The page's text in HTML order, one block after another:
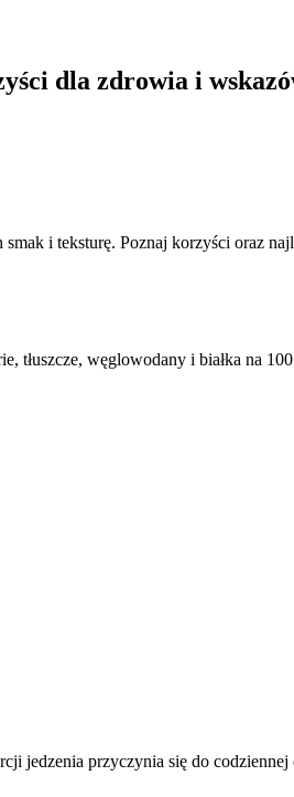
dla zdrowia i
i teksturę. Poznaj korzyści oraz
tłuszcze, węglowodany i białka na
jedzenia przyczynia się do